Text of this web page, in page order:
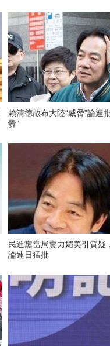
賴清德散布大陸“威脅”論遭
釁”
民進黨當局賣力媚美引質疑
論連日猛批